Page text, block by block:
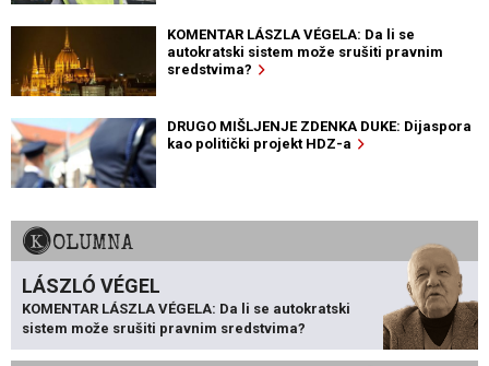
KOMENTAR LÁSZLA VÉGELA: Da li se
autokratski sistem može srušiti pravnim
sredstvima?
DRUGO MIŠLJENJE ZDENKA DUKE: Dijaspora
kao politički projekt HDZ-a
KOLUMNA
LÁSZLÓ VÉGEL
KOMENTAR LÁSZLA VÉGELA: Da li se autokratski
sistem može srušiti pravnim sredstvima?